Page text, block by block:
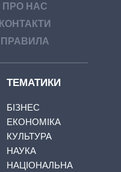
ПРО НАС
КОНТАКТИ
ПРАВИЛА
ТЕМАТИКИ
БІЗНЕС
ЕКОНОМІКА
КУЛЬТУРА
НАУКА
НАЦІОНАЛЬНА